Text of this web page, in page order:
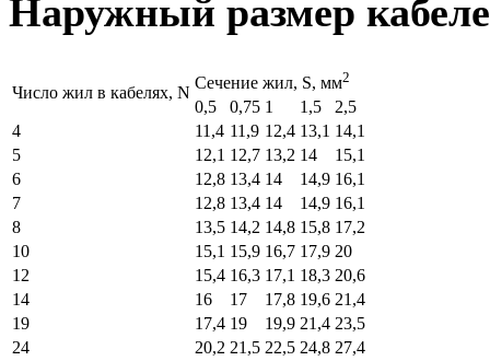
Наружный размер
Число жил в кабелях, N
Cечение жил, S, мм2
0,5 0,75 1 1,5
2,5
4
11,4 11,9 12,4 13,1 14,1
5
12,1 12,7 13,2 14
15,1
6
12,8 13,4 14 14,9 16,1
7
12,8 13,4 14 14,9 16,1
8
13,5 14,2 14,8 15,8 17,2
10
15,1 15,9 16,7 17,9 20
12
15,4 16,3 17,1 18,3 20,6
14
16 17 17,8 19,6 21,4
19
17,4 19 19,9 21,4 23,5
24
20,2 21,5 22,5 24,8 27,4